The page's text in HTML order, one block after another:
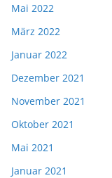
Mai 2022
März 2022
Januar 2022
Dezember 2021
November 2021
Oktober 2021
Mai 2021
Januar 2021